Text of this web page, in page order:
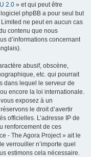
2.0 » et qui peut être
phpBB a pour seul but
ne peut en aucun cas
contenu que nous
d’informations concernant
abusif, obscène,
etc. qui pourrait
dans lequel le serveur de
encore la loi internationale.
exposez à un
le droit d’avertir
officielles. L’adresse IP de
renforcement de ces
- The Agora Project » ait le
verrouiller n’importe quel
estimons cela nécessaire.